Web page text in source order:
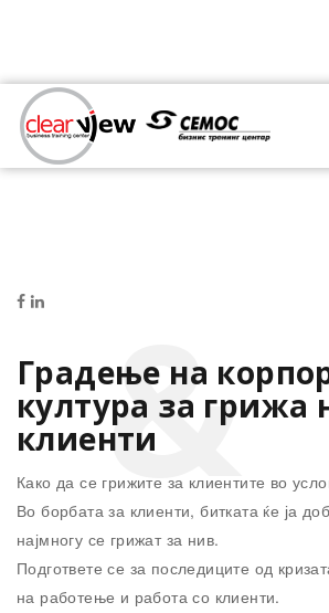
Градење на
култура за грижа
клиенти
Како да се грижите за клиентите во
Во борбата за клиенти, битката ќе ја
најмногу се грижат за нив.
Подгответе се за последиците од
на работење и работа со клиенти.